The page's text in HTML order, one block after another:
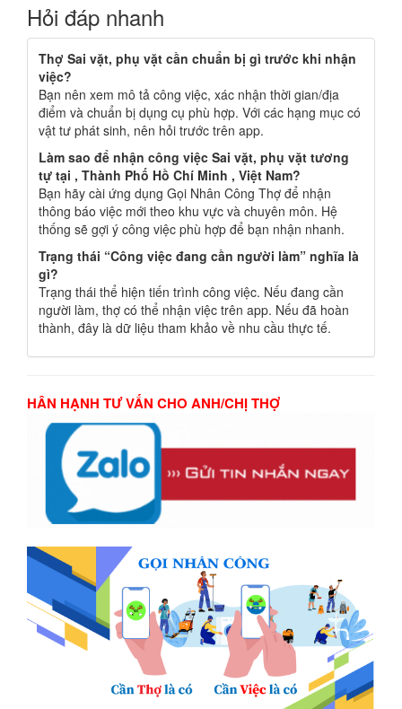
Hỏi đáp nhanh
Thợ Sai vặt, phụ vặt cần chuẩn bị gì trước khi nhận
việc?
Bạn nên xem mô tả công việc, xác nhận thời gian/địa
điểm và chuẩn bị dụng cụ phù hợp. Với các hạng mục có
vật tư phát sinh, nên hỏi trước trên app.
Làm sao để nhận công việc Sai vặt, phụ vặt tương
tự tại , Thành Phố Hồ Chí Minh , Việt Nam?
Bạn hãy cài ứng dụng Gọi Nhân Công Thợ để nhận
thông báo việc mới theo khu vực và chuyên môn. Hệ
thống sẽ gợi ý công việc phù hợp để bạn nhận nhanh.
Trạng thái “Công việc đang cần người làm” nghĩa là
gì?
Trạng thái thể hiện tiến trình công việc. Nếu đang cần
người làm, thợ có thể nhận việc trên app. Nếu đã hoàn
thành, đây là dữ liệu tham khảo về nhu cầu thực tế.
HÂN HẠNH TƯ VẤN CHO ANH/CHỊ THỢ